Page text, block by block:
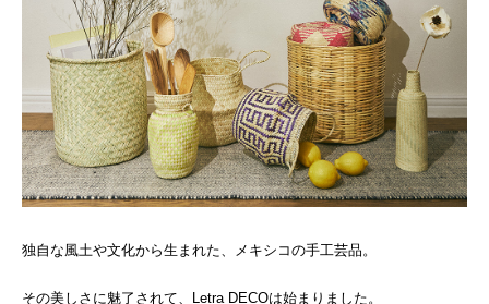
独自な風土や文化から生まれた、メキシコの手工芸品。
その美しさに魅了されて、Letra DECOは始まりました。